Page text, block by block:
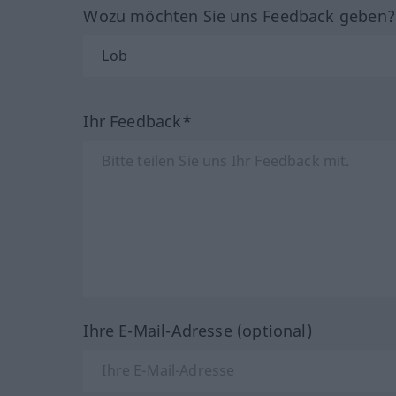
Wozu möchten Sie uns Feedback
Ihr Feedback*
Ihre E-Mail-Adresse (optional)